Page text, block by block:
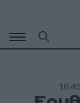
περιεχόμενο
16:45